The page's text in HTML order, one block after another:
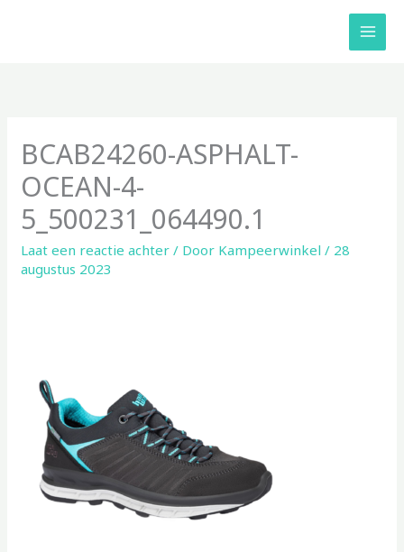
BCAB24260-ASPHALT-
OCEAN-4-
5_500231_064490.1
Laat een reactie achter / Door Kampeerwinkel/ 28
augustus 2023